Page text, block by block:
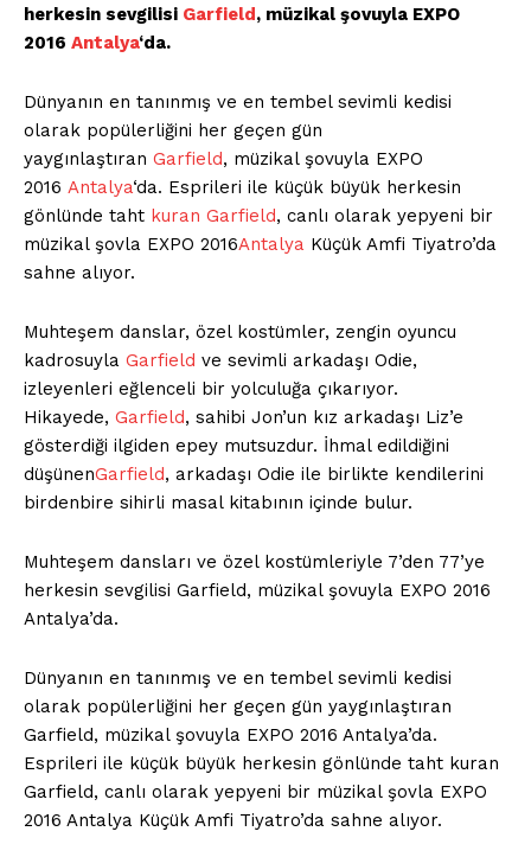
herkesin sevgilisi Garfield, müzikal şovuyla EXPO
2016 Antalya‘da.
Dünyanın en tanınmış ve en tembel sevimli kedisi
olarak popülerliğini her geçen gün
yaygınlaştıran Garfield, müzikal şovuyla EXPO
2016 Antalya‘da. Esprileri ile küçük büyük herkesin
gönlünde taht kuran Garfield, canlı olarak yepyeni bir
müzikal şovla EXPO 2016Antalya Küçük Amfi Tiyatro’da
sahne alıyor.
Muhteşem danslar, özel kostümler, zengin oyuncu
kadrosuyla Garfield ve sevimli arkadaşı Odie,
izleyenleri eğlenceli bir yolculuğa çıkarıyor.
Hikayede, Garfield, sahibi Jon’un kız arkadaşı Liz’e
gösterdiği ilgiden epey mutsuzdur. İhmal edildiğini
düşünenGarfield, arkadaşı Odie ile birlikte kendilerini
birdenbire sihirli masal kitabının içinde bulur.
Muhteşem dansları ve özel kostümleriyle 7’den 77’ye
herkesin sevgilisi Garfield, müzikal şovuyla EXPO 2016
Antalya’da.
Dünyanın en tanınmış ve en tembel sevimli kedisi
olarak popülerliğini her geçen gün yaygınlaştıran
Garfield, müzikal şovuyla EXPO 2016 Antalya’da.
Esprileri ile küçük büyük herkesin gönlünde taht kuran
Garfield, canlı olarak yepyeni bir müzikal şovla EXPO
2016 Antalya Küçük Amfi Tiyatro’da sahne alıyor.